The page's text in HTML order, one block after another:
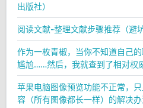
出版社）
阅读文献-整理文献步骤推荐（避
作为一枚青椒，当你不知道自己
尴尬……然后，我就查到了相对权
苹果电脑图像预览功能不正常，
容（所有图像都长一样）的解决